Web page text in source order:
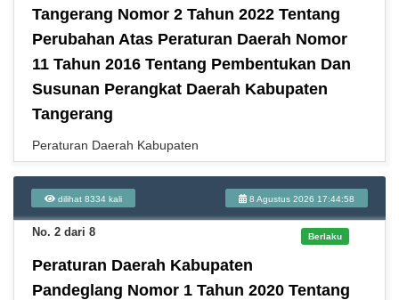
Tangerang Nomor 2 Tahun 2022 Tentang
Perubahan Atas Peraturan Daerah Nomor
11 Tahun 2016 Tentang Pembentukan Dan
Susunan Perangkat Daerah Kabupaten
Tangerang
Peraturan Daerah Kabupaten
dilihat 8334 kali 8 Agustus 2026 17:44:58
No. 2 dari 8 Berlaku
Peraturan Daerah Kabupaten
Pandeglang Nomor 1 Tahun 2020 Tentang